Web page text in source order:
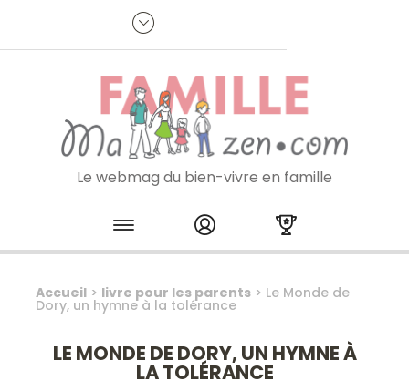
Je m'inscris à la newsletter
Le webmag du bien-vivre en famille
Skip to content
Accueil > livre pour les parents > Le Monde de
Dory, un hymne à la tolérance
LE MONDE DE DORY, UN HYMNE À
LA TOLÉRANCE
Panneau de gestion des cookies